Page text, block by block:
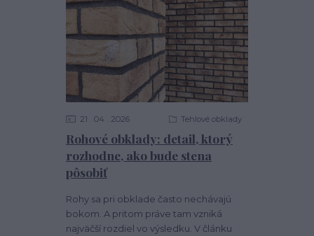
Rohové obklady: detail, ktorý
rozhodne, ako bude stena
pôsobiť
21 04 2026 Tehlové obklady
Rohy sa pri obklade často nechávajú
bokom. A pritom práve tam vzniká
najväčší rozdiel vo výsledku. V článku